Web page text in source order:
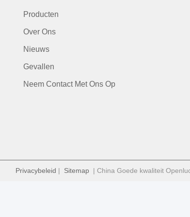
Producten
Over Ons
Nieuws
Gevallen
Neem Contact Met Ons Op
Privacybeleid | Sitemap | China Goede kwaliteit